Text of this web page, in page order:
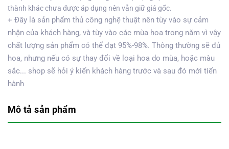
thành khác chưa được áp dụng nên vẫn giữ giá gốc.
+ Đây là sản phẩm thủ công nghệ thuật nên tùy vào sự cảm
nhận của khách hàng, và tùy vào các mùa hoa trong năm vì vậy
chất lượng sản phẩm có thể đạt 95%-98%. Thông thường sẽ đủ
hoa, nhưng nếu có sự thay đổi về loại hoa do mùa, hoặc màu
sắc... shop sẽ hỏi ý kiến khách hàng trước và sau đó mới tiến
hành
Mô tả sản phẩm